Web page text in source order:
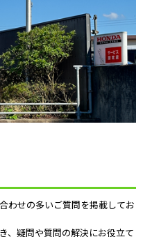
わせの多いご質問を掲載してお
、疑問や質問の解決にお役立て